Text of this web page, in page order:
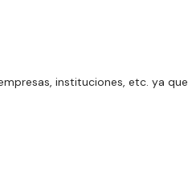
instituciones, etc. ya que